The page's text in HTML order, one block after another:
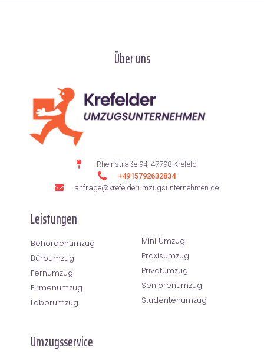
Über uns
Rheinstraße 94, 47798 Krefeld
+4915792632834
anfrage@krefelderumzugsunternehmen.de
Leistungen
Behördenumzug
Büroumzug
Fernumzug
Firmenumzug
Laborumzug
Mini Umzug
Praxisumzug
Privatumzug
Seniorenumzug
Studentenumzug
Umzugsservice